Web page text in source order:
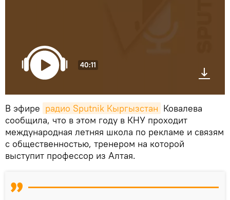
40:11
В эфире радио Sputnik Кыргызстан Ковалева
сообщила, что в этом году в КНУ проходит
международная летняя школа по рекламе и связям
с общественностью, тренером на которой
выступит профессор из Алтая.